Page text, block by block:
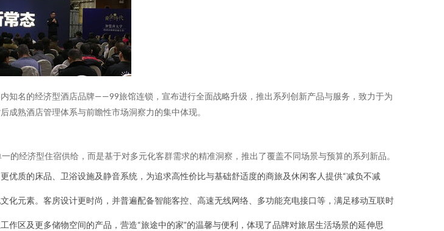
知名的经济型酒店品牌——99旅馆连锁，宣布进行全面战略升级，推出系列创新产品与服务，致力于为
熟酒店管理体系与前瞻性市场洞察力的集中体现。
经济型住宿供给，而是基于对多元化客群需求的精准洞察，推出了覆盖不同场景与预算的系列新品。
优质的床品、卫浴设施及静音系统，为追求高性价比与基础舒适度的商旅及休闲客人提供“减负不减
化元素。客房设计更时尚，并普遍配备智能客控、高速无线网络、多功能充电接口等，满足移动互联时
作区及更多储物空间的产品，营造“旅途中的家”的温馨与便利，体现了品牌对旅居生活场景的延伸思